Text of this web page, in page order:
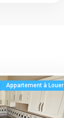
Appartement à Louer